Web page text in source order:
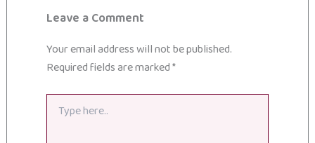
Leave a Comment
Your email address will not be published.
Required fields are marked*
Type
here..